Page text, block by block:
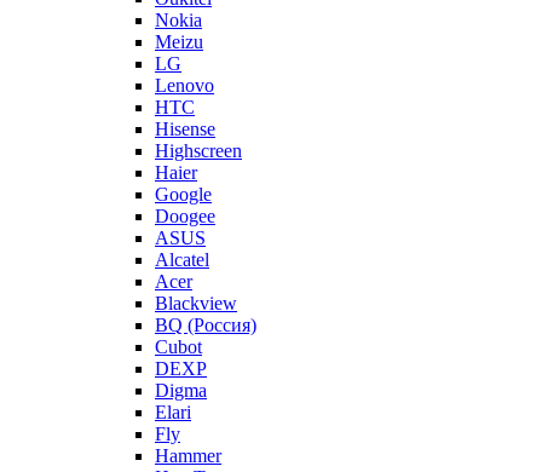
Nokia
Meizu
LG
Lenovo
HTC
Hisense
Highscreen
Haier
Google
Doogee
ASUS
Alcatel
Acer
Blackview
BQ (Россия)
Cubot
DEXP
Digma
Elari
Fly
Hammer